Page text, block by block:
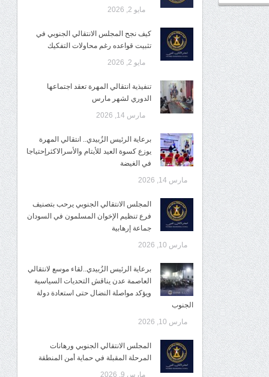
مايو 2, 2026
كيف نجح المجلس الانتقالي الجنوبي في
تثبيت قواعده رغم محاولات التفكيك
مايو 2, 2026
تنفيذية انتقالي المهرة تعقد اجتماعها
الدوري لشهر مارس
مارس 14, 2026
برعاية الرئيس الزُبيدي.. انتقالي المهرة
يوزع كسوة العيد للأيتام والأسرالاكثرإحتياجا
في الغيضة
مارس 14, 2026
المجلس الانتقالي الجنوبي يرحب بتصنيف
فرع تنظيم الإخوان المسلمون في السودان
جماعة إرهابية
مارس 10, 2026
برعاية الرئيس الزُبيدي..لقاء موسع لانتقالي
العاصمة عدن يناقش التحديات السياسية
ويؤكد مواصلة النضال حتى استعادة دولة
الجنوب
مارس 10, 2026
المجلس الانتقالي الجنوبي ورهانات
المرحلة المقبلة في حماية أمن المنطقة
مارس 9, 2026